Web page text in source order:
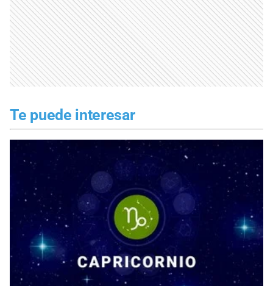
Te puede interesar